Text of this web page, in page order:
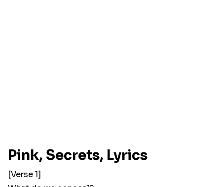
Pink, Secrets, Lyrics
[Verse 1]